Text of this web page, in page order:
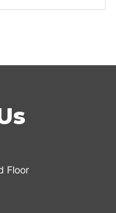
Floor